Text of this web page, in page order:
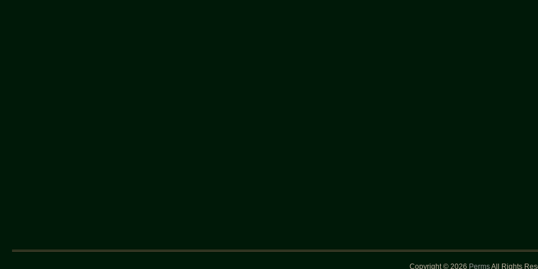
Copyright © 2026 PermsAll Rights